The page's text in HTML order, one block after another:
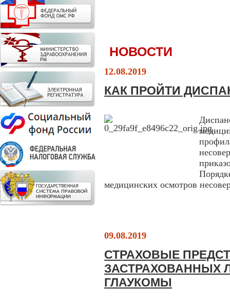
НОВОСТИ
12.08.2019
КАК ПРОЙТИ
медицинских осмотров
09.08.2019
СТРАХОВЫЕ
ЗАСТРАХОВАННЫХ
ГЛАУКОМЫ